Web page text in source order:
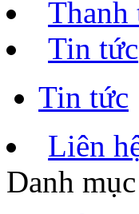
Thanh
Tin tức
Tin tức
Liên
Danh